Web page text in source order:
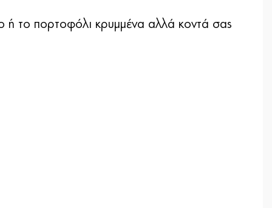
ή το πορτοφόλι κρυμμένα αλλά κοντά σας